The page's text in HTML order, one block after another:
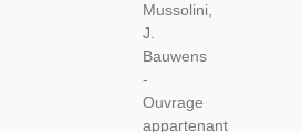
Rudolf
Hess,
Bauwens
1968 -
2e
Mussolini,
J.
Bauwens
-
Ouvrage
appartenant